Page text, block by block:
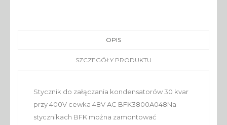
OPIS
SZCZEGÓŁY PRODUKTU
Stycznik do załączania kondensatorów 30 kvar
przy 400V cewka 48V AC BFK3800A048Na
stycznikach BFK można zamontować